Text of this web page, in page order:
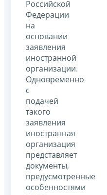
Российской
Федерации
на
основании
заявления
иностранной
организации.
Одновременно
с
подачей
такого
заявления
иностранная
организация
представляет
документы,
предусмотренные
особенностями